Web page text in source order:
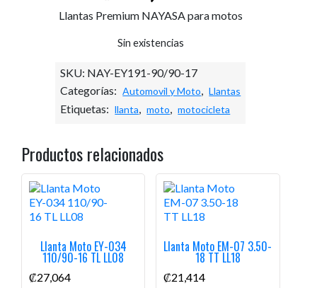
Llantas Premium NAYASA para motos
Sin existencias
SKU: NAY-EY191-90/90-17
Categorías: Automovil y Moto, Llantas
Etiquetas: llanta, moto, motocicleta
Productos relacionados
Llanta Moto EY-034
110/90-16 TL LL08
₡27,064
Llanta Moto EM-07 3.50-
18 TT LL18
₡21,414